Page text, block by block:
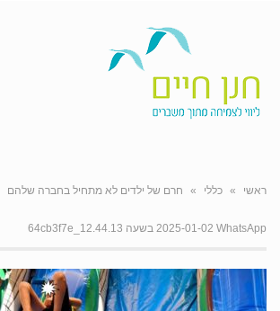
ראשי » כללי » חרם של ילדים לא מתחיל בחברה שלהם
WhatsApp‏ 2025-01-02 בשעה 12.44.13_64cb3f7e